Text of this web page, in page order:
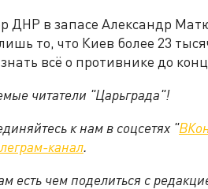
ДНР в запасе Александр
то, что Киев более 23
всё о противнике до
читатели "Царьграда"!
к нам в соцсетях "
канал.
есть чем поделиться с